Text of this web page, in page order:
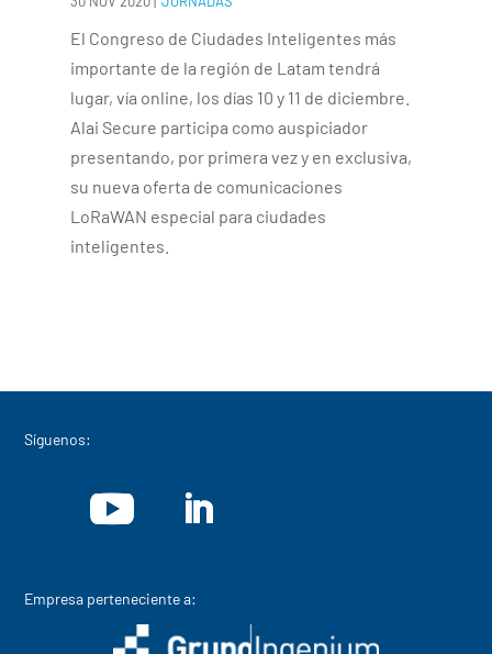
El Congreso de Ciudades Inteligentes más
importante de la región de Latam tendrá
lugar, vía online, los días 10 y 11 de diciembre.
Alai Secure participa como auspiciador
presentando, por primera vez y en exclusiva,
su nueva oferta de comunicaciones
LoRaWAN especial para ciudades
inteligentes.
Síguenos:
Empresa perteneciente a: